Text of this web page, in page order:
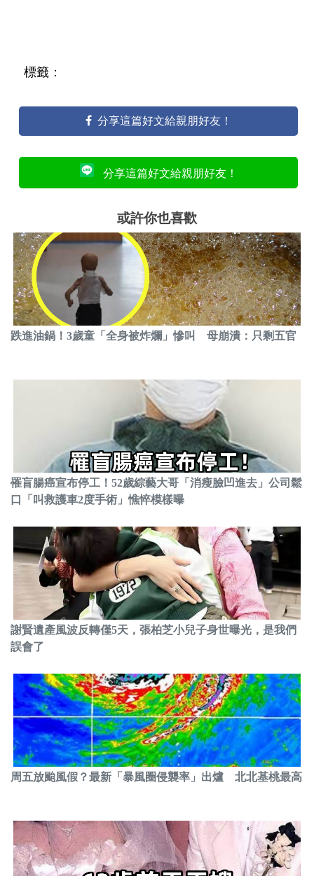
標籤：
分享這篇好文給親朋好友！
分享這篇好文給親朋好友！
或許你也喜歡
跌進油鍋！3歲童「全身被炸爛」慘叫 母崩潰：只剩五官
罹盲腸癌宣布停工！52歲綜藝大哥「消瘦臉凹進去」公司鬆
口「叫救護車2度手術」憔悴模樣曝
謝賢遺產風波反轉僅5天，張柏芝小兒子身世曝光，是我們
誤會了
周五放颱風假？最新「暴風圈侵襲率」出爐 北北基桃最高